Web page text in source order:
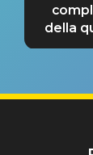
della